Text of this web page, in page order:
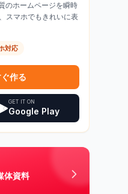
のホームページを瞬時
スマホでもきれいに表
対応
作る
GET IT ON
Google Play
体資料